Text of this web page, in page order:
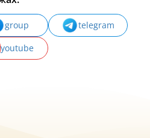
group
telegram
youtube